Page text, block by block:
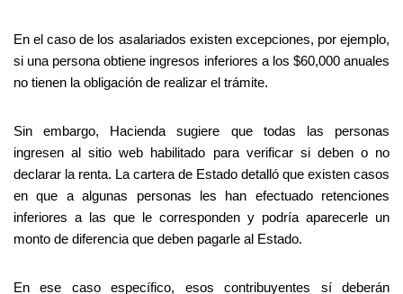
En el caso de los asalariados existen excepciones, por ejemplo,
si una persona obtiene ingresos inferiores a los $60,000 anuales
no tienen la obligación de realizar el trámite.
Sin embargo, Hacienda sugiere que todas las personas
ingresen al sitio web habilitado para verificar si deben o no
declarar la renta. La cartera de Estado detalló que existen casos
en que a algunas personas les han efectuado retenciones
inferiores a las que le corresponden y podría aparecerle un
monto de diferencia que deben pagarle al Estado.
En ese caso específico, esos contribuyentes sí deberán